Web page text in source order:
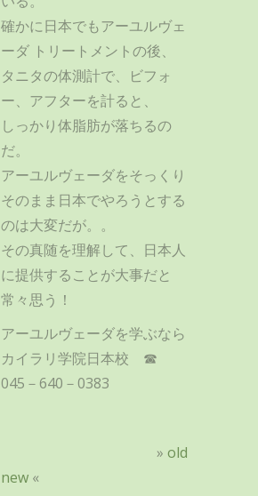
確かに日本でもアーユルヴェ
ーダ トリートメントの後、
タニタの体測計で、ビフォ
ー、アフターを計ると、
しっかり体脂肪が落ちるの
だ。
アーユルヴェーダをそっくり
そのまま日本でやろうとする
のは大変だが。。
その真随を理解して、日本人
に提供することが大事だと
常々思う！
アーユルヴェーダを学ぶなら
カイラリ学院日本校 ☎
045－640－0383
» old
new «